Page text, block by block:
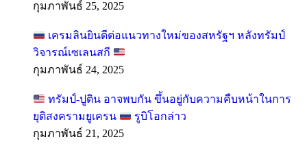
กุมภาพันธ์ 25, 2025
เครมลินยินดีต่อแนวทางใหม่ของสหรัฐฯ หลังทรัมป์
วิจารณ์เซเลนสกี
กุมภาพันธ์ 24, 2025
ทรัมป์-ปูติน อาจพบกัน ขึ้นอยู่กับความคืบหน้าในการ
ยุติสงครามยูเครน
รูบิโอกล่าว
กุมภาพันธ์ 21, 2025